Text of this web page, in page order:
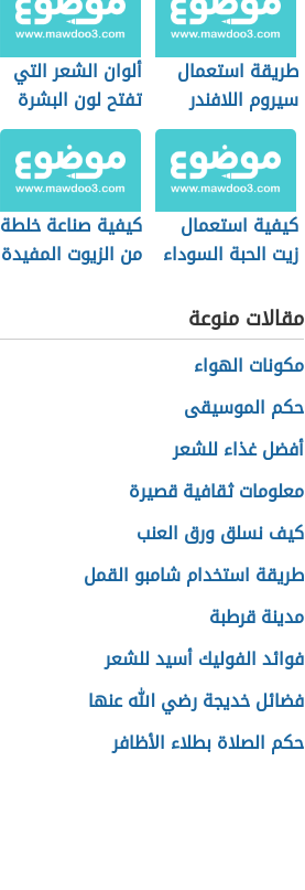
طريقة استعمال
سيروم اللافندر
للشعر
ألوان الشعر التي
تفتح لون البشرة
كيفية استعمال
زيت الحبة السوداء
كيفية صناعة خلطة
من الزيوت المفيدة
مقالات منوعة
مكونات الهواء
حكم الموسيقى
أفضل غذاء للشعر
معلومات ثقافية قصيرة
كيف نسلق ورق العنب
طريقة استخدام شامبو القمل
مدينة قرطبة
فوائد الفوليك أسيد للشعر
فضائل خديجة رضي الله عنها
حكم الصلاة بطلاء الأظافر